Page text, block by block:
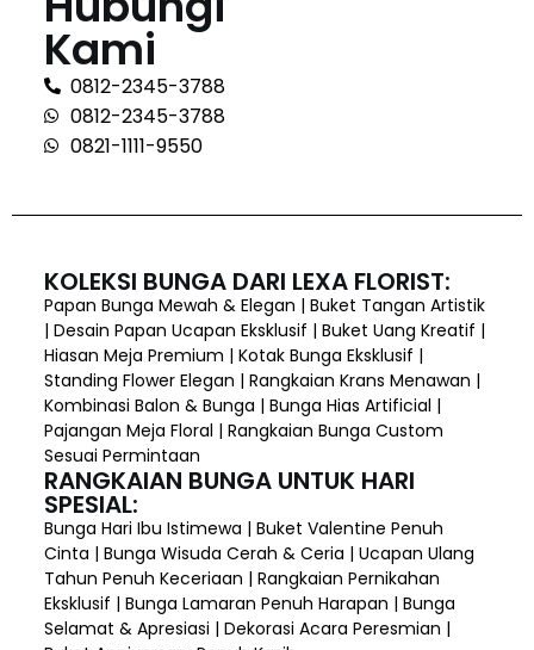
Kami
0812-2345-3788
0812-2345-3788
0821-1111-9550
KOLEKSI BUNGA DARI LEXA FLORIST:
Papan Bunga Mewah & Elegan | Buket Tangan Artistik
| Desain Papan Ucapan Eksklusif | Buket Uang Kreatif |
Hiasan Meja Premium | Kotak Bunga Eksklusif |
Standing Flower Elegan | Rangkaian Krans Menawan |
Kombinasi Balon & Bunga | Bunga Hias Artificial |
Pajangan Meja Floral | Rangkaian Bunga Custom
Sesuai Permintaan
RANGKAIAN BUNGA UNTUK HARI
SPESIAL:
Bunga Hari Ibu Istimewa | Buket Valentine Penuh
Cinta | Bunga Wisuda Cerah & Ceria | Ucapan Ulang
Tahun Penuh Keceriaan | Rangkaian Pernikahan
Eksklusif | Bunga Lamaran Penuh Harapan | Bunga
Selamat & Apresiasi | Dekorasi Acara Peresmian |